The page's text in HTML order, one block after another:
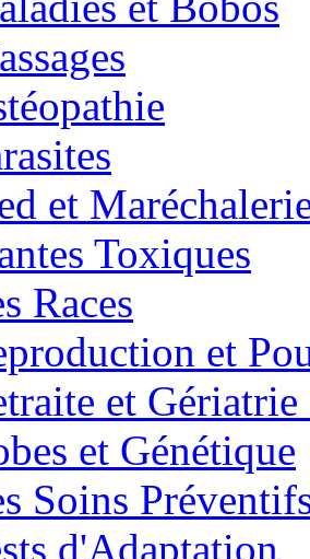
et
Toxiques
Races
et
et
et Génétique
Soins
d'Adaptation